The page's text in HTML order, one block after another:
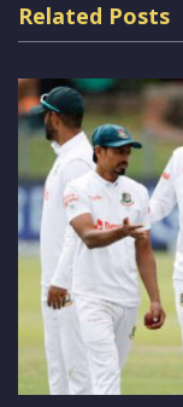
Related Posts